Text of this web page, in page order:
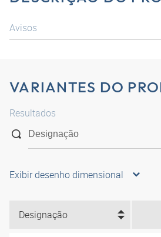
Avisos
VARIANTES DO
Resultados
Exibir desenho dimensional
Designação